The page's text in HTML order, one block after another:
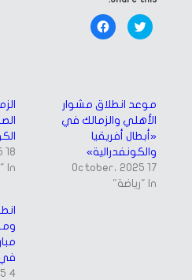
Click
to
share
window)
Click
to
window)
18 October، 2025
In "رياضة"
موعد انطلاق مشوار
الأهلي والزمالك في
«أبطال أفريقيا
والكونفدرالية»
17 October، 2025
In "رياضة"
في
4 October، 2025